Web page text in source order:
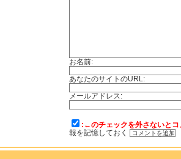
お名前:
あなたのサイトのURL:
メールアドレス:
:←のチェックを外さないと
報を記憶しておく